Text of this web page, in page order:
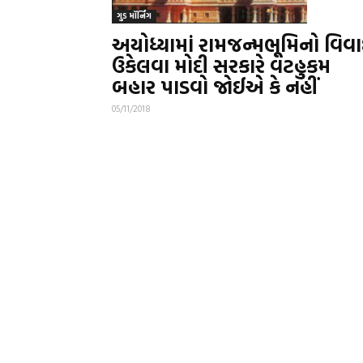
ગુડ મૉર્નિંગ
અયોધ્યામાં રામજન્મભૂમિનો
ઉકેલવા મોદી સરકારે વટહુકમ
બહાર પાડવો જોઈએ કે નહીં
05/11/2018